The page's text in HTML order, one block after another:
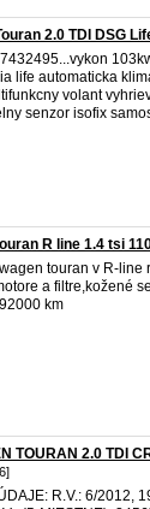
2.0 TDI DSG
life automaticka
volant
senzor isofix
R line 1.4 tsi
touran v R-line
a filtre,kožené
km
TOURAN 2.0 TDI
R.V.: 6/2012,